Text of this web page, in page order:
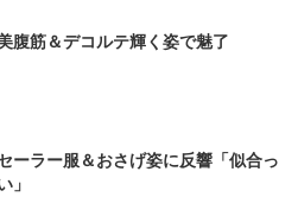
腹筋＆デコルテ輝く姿で魅了
ーラー服＆おさげ姿に反響「似合っ
」